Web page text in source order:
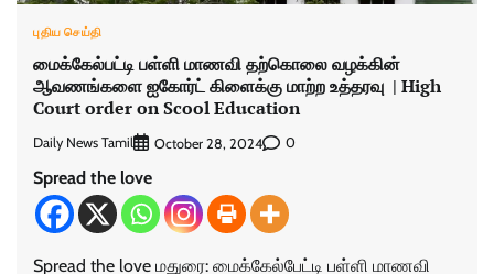
புதிய செய்தி
மைக்கேல்பட்டி பள்ளி மாணவி தற்கொலை வழக்கின்
ஆவணங்களை ஐகோர்ட் கிளைக்கு மாற்ற உத்தரவு | High
Court order on Scool Education
Daily News Tamil October 28, 2024 0
Spread the love
Spread the love மதுரை: மைக்கேல்பேட்டி பள்ளி மாணவி